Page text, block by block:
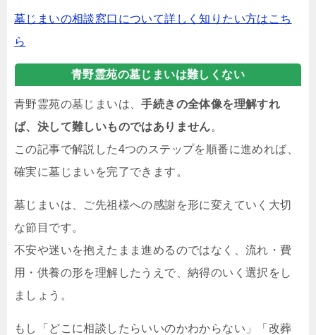
墓じまいの相談窓口について詳しく知りたい方はこち
ら
青野霊苑の墓じまいは難しくない
青野霊苑の墓じまいは、手続きの全体像を理解すれ
ば、決して難しいものではありません。
この記事で解説した4つのステップを順番に進めれば、
確実に墓じまいを完了できます。
墓じまいは、ご先祖様への感謝を形に変えていく大切
な節目です。
不安や迷いを抱えたまま進めるのではなく、流れ・費
用・供養の形を理解したうえで、納得のいく選択をし
ましょう。
もし「どこに相談したらいいのかわからない」「改葬